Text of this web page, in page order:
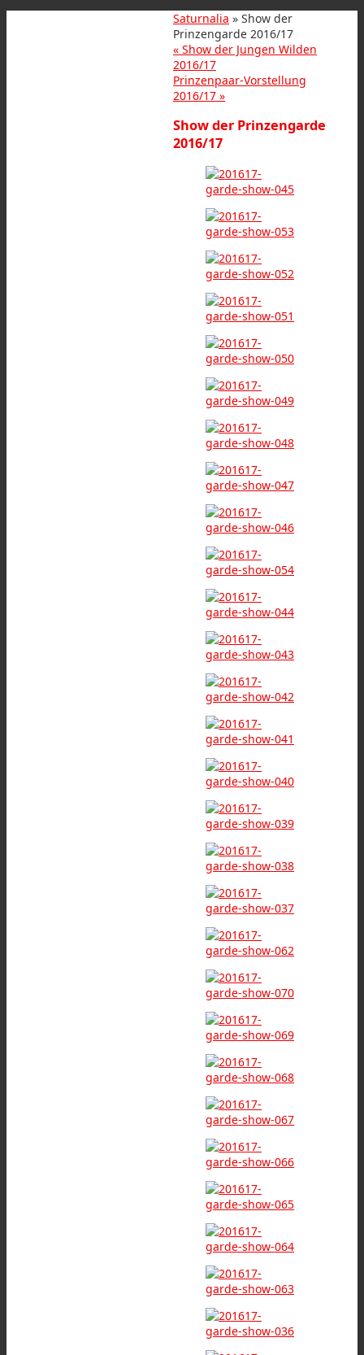
Saturnalia » Show der
Prinzengarde 2016/17
« Show der Jungen Wilden
2016/17
Prinzenpaar-Vorstellung
2016/17 »
Show der Prinzengarde
2016/17